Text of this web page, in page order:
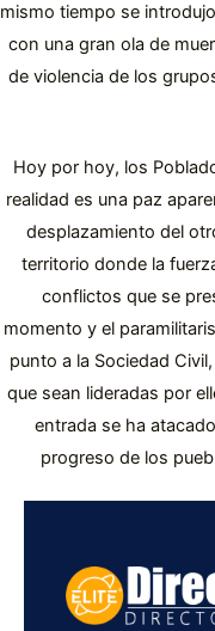
mismo tiempo se
con una gran ola de
de violencia de los
Hoy por hoy, los
realidad es una paz
desplazamiento del
territorio donde la
conflictos que se
momento y el
punto a la Sociedad
que sean lideradas por
entrada se ha
progreso de los